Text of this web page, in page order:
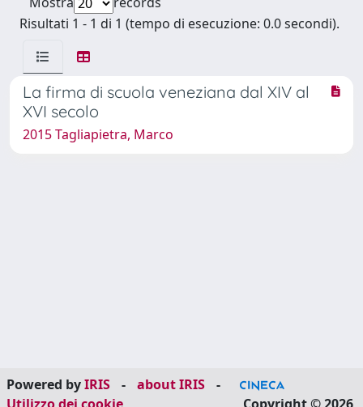
Risultati 1 - 1 di 1 (tempo di esecuzione: 0.0 secondi).
La firma di scuola veneziana dal XIV al
XVI secolo
2015 Tagliapietra, Marco
Powered byIRIS - about IRIS
-